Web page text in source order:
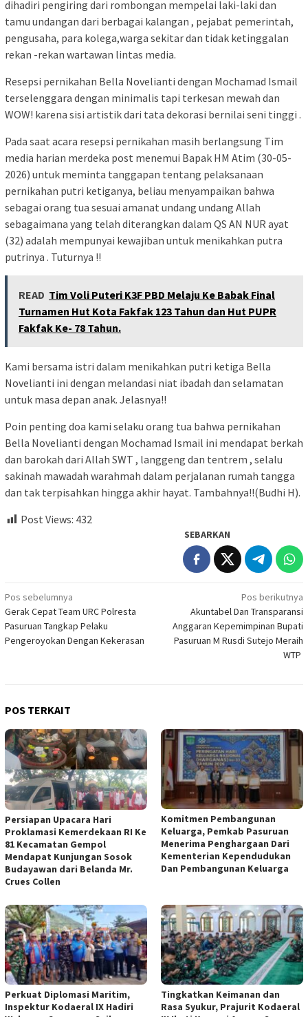
dihadiri pengiring dari rombongan mempelai laki-laki dan
tamu undangan dari berbagai kalangan , pejabat pemerintah,
pengusaha, para kolega,warga sekitar dan tidak ketinggalan
rekan -rekan wartawan lintas media.
Resepsi pernikahan Bella Novelianti dengan Mochamad Ismail
terselenggara dengan minimalis tapi terkesan mewah dan
WOW! karena sisi artistik dari tata dekorasi bernilai seni tinggi .
Pada saat acara resepsi pernikahan masih berlangsung Tim
media harian merdeka post menemui Bapak HM Atim (30-05-
2026) untuk meminta tanggapan tentang pelaksanaan
pernikahan putri ketiganya, beliau menyampaikan bahwa
sebagai orang tua sesuai amanat undang undang Allah
sebagaimana yang telah diterangkan dalam QS AN NUR ayat
(32) adalah mempunyai kewajiban untuk menikahkan putra
putrinya . Tuturnya !!
READ Tim Voli Puteri K3F PBD Melaju Ke Babak Final
Turnamen Hut Kota Fakfak 123 Tahun dan Hut PUPR
Fakfak Ke- 78 Tahun.
Kami bersama istri dalam menikahkan putri ketiga Bella
Novelianti ini dengan melandasi niat ibadah dan selamatan
untuk masa depan anak. Jelasnya!!
Poin penting doa kami selaku orang tua bahwa pernikahan
Bella Novelianti dengan Mochamad Ismail ini mendapat berkah
dan barokah dari Allah SWT , langgeng dan tentrem , selalu
sakinah mawadah warahmah dalam perjalanan rumah tangga
dan tak terpisahkan hingga akhir hayat. Tambahnya!!(Budhi H).
Post Views: 432
SEBARKAN
Navigasi
pos
Pos sebelumnya
Gerak Cepat Team URC Polresta
Pasuruan Tangkap Pelaku
Pengeroyokan Dengan Kekerasan
Pos berikutnya
Akuntabel Dan Transparansi
Anggaran Kepemimpinan Bupati
Pasuruan M Rusdi Sutejo Meraih
WTP
POS TERKAIT
Persiapan Upacara Hari
Proklamasi Kemerdekaan RI Ke
81 Kecamatan Gempol
Mendapat Kunjungan Sosok
Budayawan dari Belanda Mr.
Crues Collen
Komitmen Pembangunan
Keluarga, Pemkab Pasuruan
Menerima Penghargaan Dari
Kementerian Kependudukan
Dan Pembangunan Keluarga
Perkuat Diplomasi Maritim,
Inspektur Kodaeral IX Hadiri
Tingkatkan Keimanan dan
Rasa Syukur, Prajurit Kodaeral